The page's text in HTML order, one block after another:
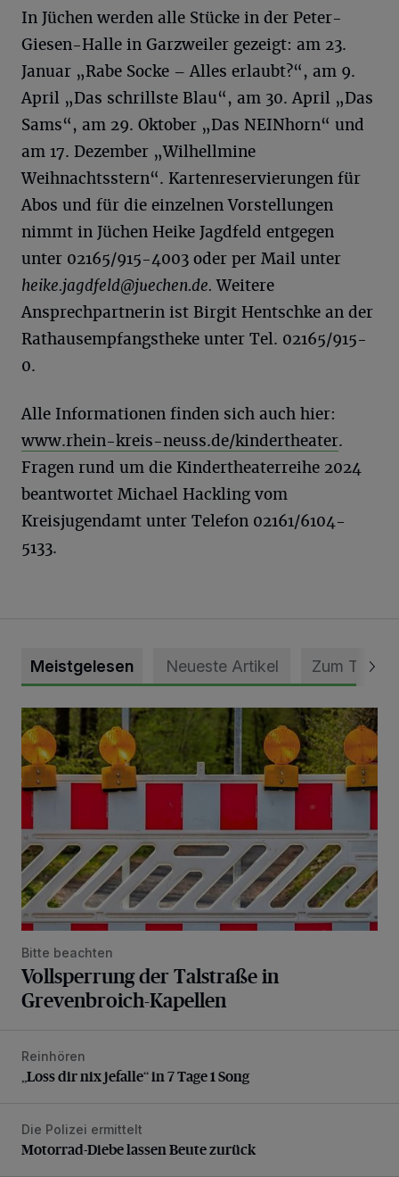
In Jüchen werden alle Stücke in der Peter-
Giesen-Halle in Garzweiler gezeigt: am 23.
Januar „Rabe Socke – Alles erlaubt?“, am 9.
April „Das schrillste Blau“, am 30. April „Das
Sams“, am 29. Oktober „Das NEINhorn“ und
am 17. Dezember „Wilhellmine
Weihnachtsstern“. Kartenreservierungen für
Abos und für die einzelnen Vorstellungen
nimmt in Jüchen Heike Jagdfeld entgegen
unter 02165/915-4003 oder per Mail unter
heike.jagdfeld@juechen.de. Weitere
Ansprechpartnerin ist Birgit Hentschke an der
Rathausempfangstheke unter Tel. 02165/915-
0.
Alle Informationen finden sich auch hier:
www.rhein-kreis-neuss.de/kindertheater.
Fragen rund um die Kindertheaterreihe 2024
beantwortet Michael Hackling vom
Kreisjugendamt unter Telefon 02161/6104-
5133.
Meistgelesen Neueste Artikel Zum Thema
Vollsperrung der Talstraße in Grevenbroich-Kapellen
Bitte beachten
Vollsperrung der Talstraße in
Grevenbroich-Kapellen
„Loss dir nix jefalle“ in 7 Tage 1 Song
Reinhören
„Loss dir nix jefalle“ in 7 Tage 1 Song
Motorrad-Diebe lassen Beute zurück
Die Polizei ermittelt
Motorrad-Diebe lassen Beute zurück